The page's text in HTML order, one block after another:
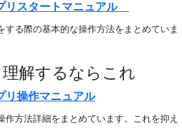
リスタートマニュアル
する際の基本的な操作方法をまとめていま
解するならこれ
リ操作マニュアル
作方法詳細をまとめています。これを抑え